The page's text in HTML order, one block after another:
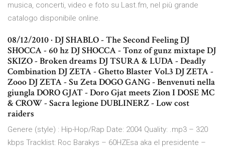
musica, concerti, video e foto su Last.fm, nel più grande
catalogo disponibile online.
08/12/2010 · DJ SHABLO - The Second Feeling DJ
SHOCCA - 60 hz DJ SHOCCA - Tonz of gunz mixtape DJ
SKIZO - Broken dreams DJ TSURA & LUDA - Deadly
Combination DJ ZETA - Ghetto Blaster Vol.3 DJ ZETA -
Zooo DJ ZETA - Su Zeta DOGO GANG - Benvenuti nella
giungla DORO GJAT - Doro Gjat meets Zion I DOSE MC
& CROW - Sacra legione DUBLINERZ - Low cost
raiders
Genere (style) : Hip-Hop/Rap Date: 2004 Quality: .mp3 – 320
kbps Tracklist: Roc Barakys – 60HZEsa aka el presidente –